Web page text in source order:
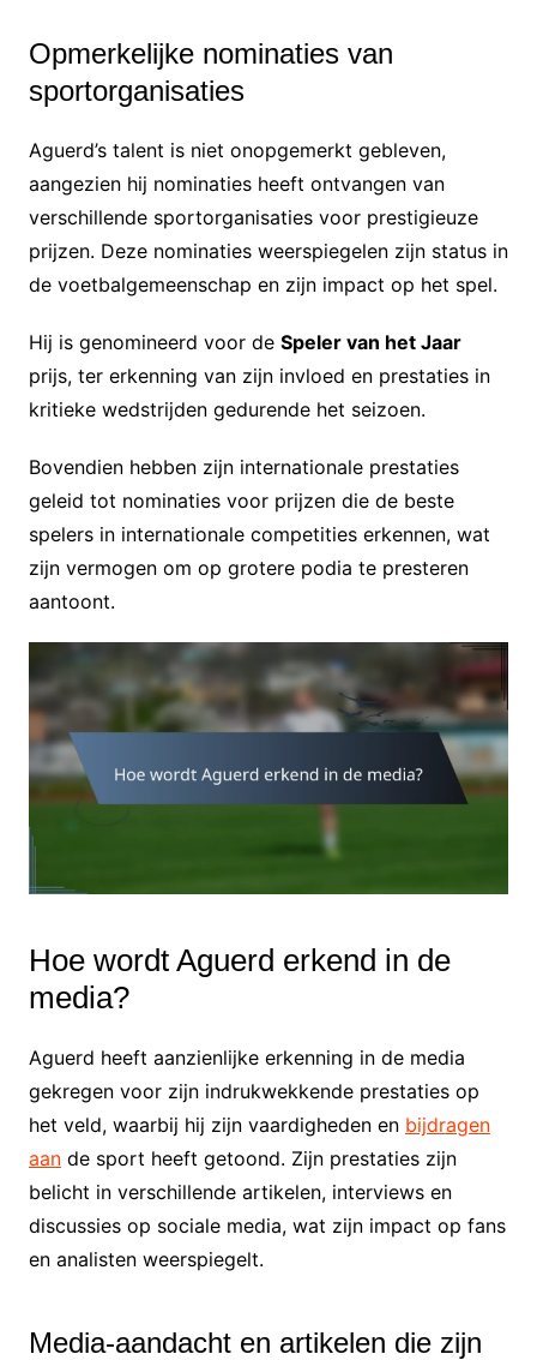
Opmerkelijke nominaties van
sportorganisaties
Aguerd’s talent is niet onopgemerkt gebleven,
aangezien hij nominaties heeft ontvangen van
verschillende sportorganisaties voor prestigieuze
prijzen. Deze nominaties weerspiegelen zijn status in
de voetbalgemeenschap en zijn impact op het spel.
Hij is genomineerd voor de Speler van het Jaar
prijs, ter erkenning van zijn invloed en prestaties in
kritieke wedstrijden gedurende het seizoen.
Bovendien hebben zijn internationale prestaties
geleid tot nominaties voor prijzen die de beste
spelers in internationale competities erkennen, wat
zijn vermogen om op grotere podia te presteren
aantoont.
Hoe wordt Aguerd erkend in de
media?
Aguerd heeft aanzienlijke erkenning in de media
gekregen voor zijn indrukwekkende prestaties op
het veld, waarbij hij zijn vaardigheden en bijdragen
aande sport heeft getoond. Zijn prestaties zijn
belicht in verschillende artikelen, interviews en
discussies op sociale media, wat zijn impact op fans
en analisten weerspiegelt.
Media-aandacht en artikelen die zijn